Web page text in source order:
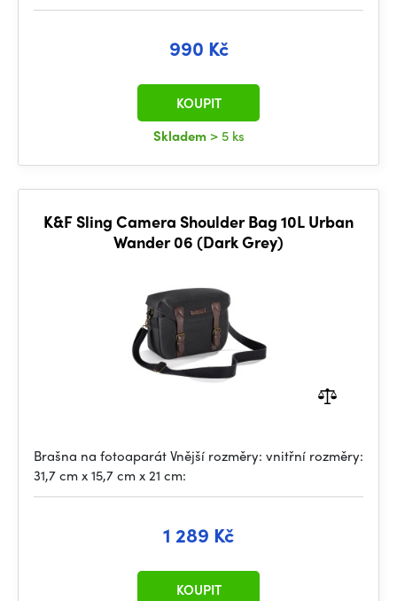
990 Kč
Skladem > 5 ks
KOUPIT
K&F Sling Camera Shoulder Bag 10L Urban
Wander 06 (Dark Grey)
Brašna na fotoaparát Vnější rozměry: vnitřní rozměry:
31,7 cm x 15,7 cm x 21 cm:
1 289 Kč
KOUPIT